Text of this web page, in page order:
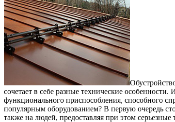
сочетает в себе разные технические особенности.
функционального приспособления, способного
популярным оборудованием? В первую очередь
также на людей, предоставляя при этом серьезные